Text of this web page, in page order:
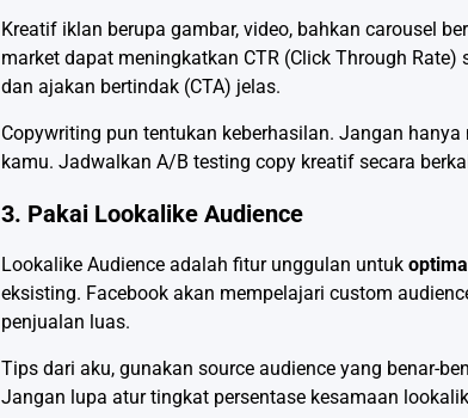
Kreatif iklan berupa gambar, video, bahkan carousel
market dapat meningkatkan CTR (Click Through
dan ajakan bertindak (CTA) jelas.
Copywriting pun tentukan keberhasilan. Jangan
kamu. Jadwalkan A/B testing copy kreatif secara
3. Pakai Lookalike Audience
Lookalike Audience adalah fitur unggulan untuk
eksisting. Facebook akan mempelajari custom
penjualan luas.
Tips dari aku, gunakan source audience yang benar-
Jangan lupa atur tingkat persentase kesamaan